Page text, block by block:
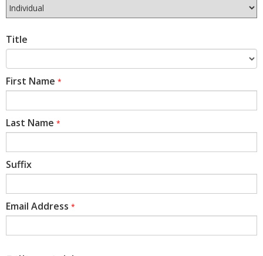
Title
First Name *
Last Name *
Suffix
Email Address *